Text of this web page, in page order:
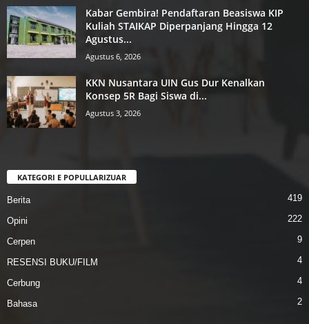
Kabar Gembira! Pendaftaran Beasiswa KIP
Kuliah STAIKAP Diperpanjang Hingga 12
Agustus...
Agustus 6, 2026
KKN Nusantara UIN Gus Dur Kenalkan
Konsep 5R Bagi Siswa di...
Agustus 3, 2026
KATEGORI E POPULLARIZUAR
Berita 419
Opini 222
Cerpen 9
RESENSI BUKU/FILM 4
Cerbung 4
Bahasa 2